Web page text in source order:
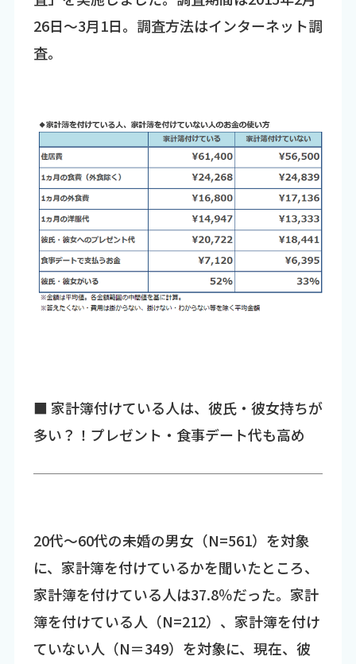
26日～3月1日。調査方法はインターネット調
査。
■ 家計簿付けている人は、彼氏・彼女持ちが
多い？！プレゼント・食事デート代も高め
20代～60代の未婚の男女（N=561）を対象
に、家計簿を付けているかを聞いたところ、
家計簿を付けている人は37.8％だった。家計
簿を付けている人（N=212）、家計簿を付け
ていない人（N＝349）を対象に、現在、彼